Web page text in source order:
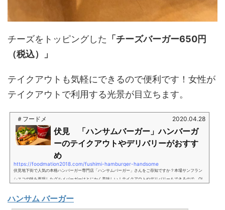
チーズをトッピングした 「チーズバーガー650円
（税込）」
テイクアウトも気軽にできるので便利です！女性が
テイクアウトで利用する光景が目立ちます。
＃フードメ 2020.04.28
伏見 「ハンサムバーガー」ハンバーガ
ーのテイクアウトやデリバリーがおすす
め
https://foodmation2018.com/fushimi-hamburger-handsome
伏見地下街で人気の本格ハンバーガー専門店「ハンサムバーガー」さんをご存知ですか？本場サンフラン
シスコの味を再現したグルメバーガーはとにかく美味しい！テイクアウトやデリバリーもできるので、OL
「ハンサムバーガー」さんが店舗を構える場所は、地下鉄伏見駅 東改札口から直結。進化を続ける伏見地
下街の並びです。改札口から地下街が直結している為、サクッとひとり呑みや終電近くまで、気兼ねなく
ハンサム バーガー